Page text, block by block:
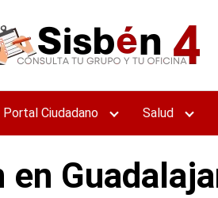
Portal Ciudadano Salud